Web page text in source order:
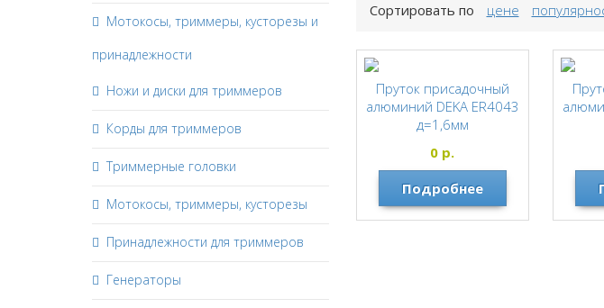
Мотокосы, триммеры, кусторезы и
принадлежности
Ножи и диски для триммеров
Корды для триммеров
Триммерные головки
Мотокосы, триммеры, кусторезы
Принадлежности для триммеров
Генераторы
Сортировать по цене
Пруток присадочный
алюминий DEKA ER4043
д=1,6мм
DEKA
0 р.
Подробнее